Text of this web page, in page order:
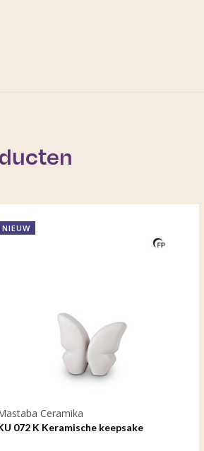
Ceramika
K Keramische keepsake